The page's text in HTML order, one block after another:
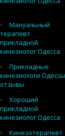
Мануальный
терапевт
прикладной
кинезиолог Одесса
Прикладные
кинезиологи Одессы
отзывы
Хороший
прикладной
кинезиолог Одесса
Кинезотерапевт